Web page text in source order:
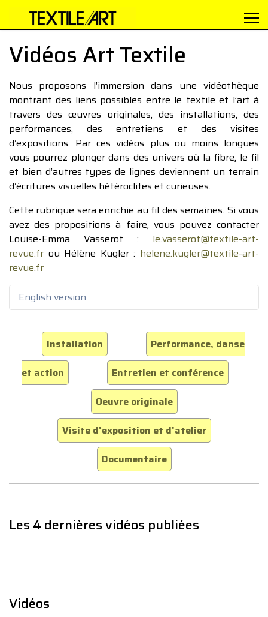
Vidéos Art Textile
Nous proposons l’immersion dans une vidéothèque
montrant des liens possibles entre le textile et l’art à
travers des œuvres originales, des installations, des
performances, des entretiens et des visites
d’expositions. Par ces vidéos plus ou moins longues
vous pourrez plonger dans des univers où la fibre, le fil
et bien d’autres types de lignes deviennent un terrain
d’écritures visuelles hétéroclites et curieuses.
Cette rubrique sera enrichie au fil des semaines. Si vous
avez des propositions à faire, vous pouvez contacter
Louise-Emma Vasserot : le.vasserot@textile-art-
revue.fr ou Hélène Kugler : helene.kugler@textile-art-
revue.fr
English version
Installation
Performance, danse
et action
Entretien et conférence
Oeuvre originale
Visite d'exposition et d'atelier
Documentaire
Les 4 dernières vidéos publiées
Vidéos